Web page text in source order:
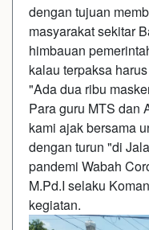
dengan tujuan
masyarakat sekitar
himbauan
kalau terpaksa
"Ada dua ribu
Para guru MTS dan
kami ajak bersama
dengan turun "di
pandemi Wabah
M.Pd.I selaku
kegiatan.